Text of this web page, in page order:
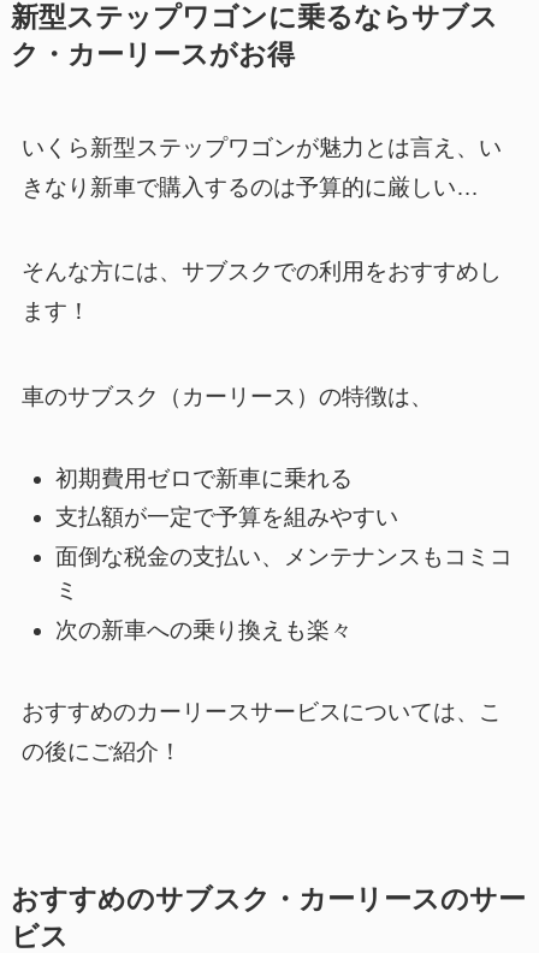
新型ステップワゴンに乗るならサブス
ク・カーリースがお得
いくら新型ステップワゴンが魅力とは言え、い
きなり新車で購入するのは予算的に厳しい…
そんな方には、 サブスクでの利用をおすすめ し
ます！
車のサブスク（カーリース）の特徴は、
初期費用ゼロで新車に乗れる
支払額が一定で予算を組みやすい
面倒な税金の支払い、メンテナンスもコミコ
ミ
次の新車への乗り換えも楽々
おすすめのカーリースサービスについては、こ
の後にご紹介！
おすすめのサブスク・カーリースのサー
ビス